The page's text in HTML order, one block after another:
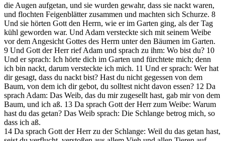
die Augen aufgetan, und sie wurden gewahr, dass sie nackt waren,
und flochten Feigenblätter zusammen und machten sich Schurze. 8
Und sie hörten Gott den Herrn, wie er im Garten ging, als der Tag
kühl geworden war. Und Adam versteckte sich mit seinem Weibe
vor dem Angesicht Gottes des Herrn unter den Bäumen im Garten.
9 Und Gott derHerrrief Adam und sprach zu ihm: Wo bist du? 10
Und er sprach: Ich hörte dich im Garten und fürchtete mich; denn
ich bin nackt, darum versteckte ich mich. 11 Und er sprach: Wer hat
dir gesagt, dass du nackt bist? Hast du nicht gegessen von dem
Baum, von dem ich dir gebot, du solltest nicht davon essen? 12 Da
sprach Adam: Das Weib, das du mir zugesellt hast, gab mir von dem
Baum, und ich aß. 13 Da sprach Gott derHerrzum Weibe: Warum
hast du das getan? Das Weib sprach: Die Schlange betrog mich, so
dass ich aß.
14 Da sprach Gott derHerrzu der Schlange: Weil du das getan hast,